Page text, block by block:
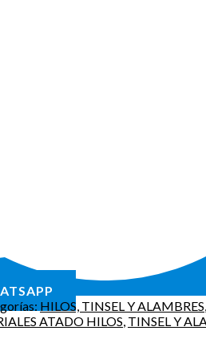
HILOS, TINSEL Y ALAMBRES
ATADO HILOS TINSEL Y